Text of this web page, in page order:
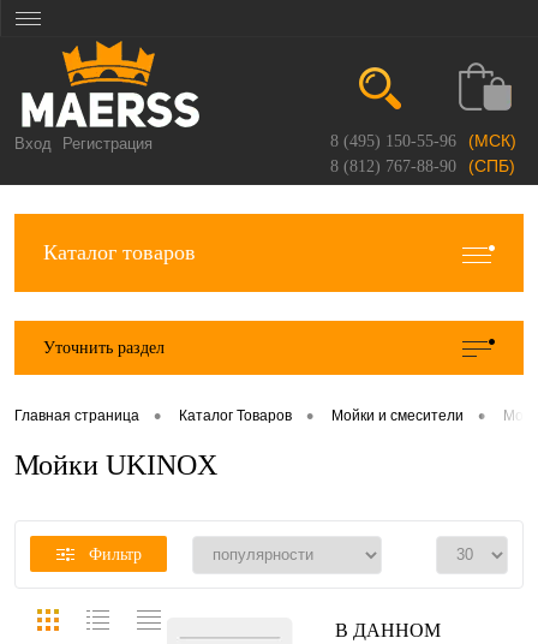
Вход Регистрация 8 (495) 150-55-96 (МСК)
8 (812) 767-88-90 (СПБ)
Каталог товаров
Уточнить раздел
Главная страница • Каталог Товаров • Мойки и смесители •
Мойки UKINOX
Фильтр
В ДАННОМ